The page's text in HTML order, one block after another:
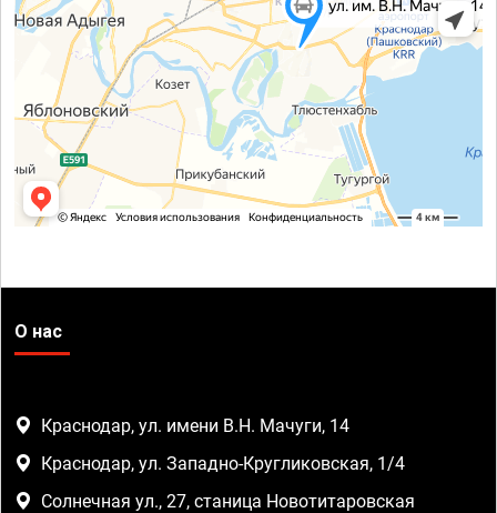
О нас
Краснодар, ул. имени В.Н. Мачуги, 14
Краснодар, ул. Западно-Кругликовская, 1/4
Солнечная ул., 27, станица Новотитаровская